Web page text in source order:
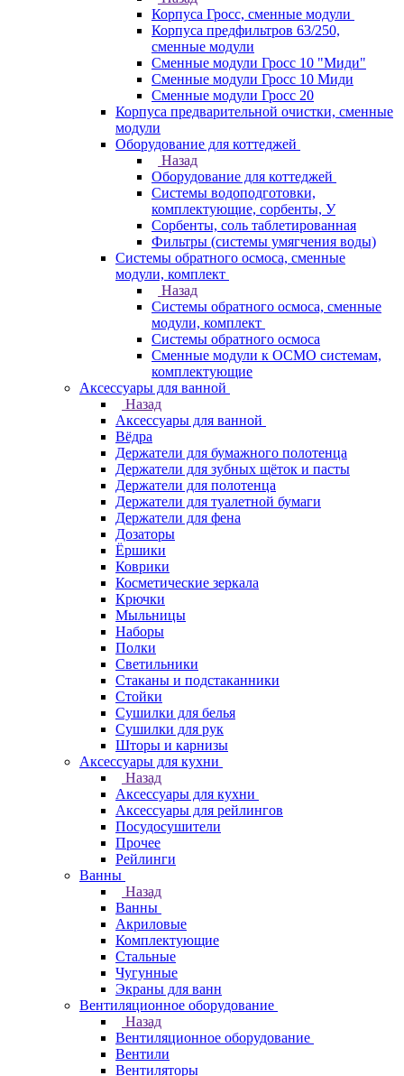
Корпуса Гросс, сменные модули
Корпуса предфильтров 63/250,
сменные модули
Сменные модули Гросс 10 "Миди"
Сменные модули Гросс 10 Миди
Сменные модули Гросс 20
Корпуса предварительной очистки, сменные
модули
Оборудование для коттеджей
Назад
Оборудование для коттеджей
Системы водоподготовки,
комплектующие, сорбенты, У
Сорбенты, соль таблетированная
Фильтры (системы умягчения воды)
Системы обратного осмоса, сменные
модули, комплект
Назад
Системы обратного осмоса, сменные
модули, комплект
Системы обратного осмоса
Сменные модули к ОСМО системам,
комплектующие
Аксессуары для ванной
Назад
Аксессуары для ванной
Вёдра
Держатели для бумажного полотенца
Держатели для зубных щёток и пасты
Держатели для полотенца
Держатели для туалетной бумаги
Держатели для фена
Дозаторы
Ёршики
Коврики
Косметические зеркала
Крючки
Мыльницы
Наборы
Полки
Светильники
Стаканы и подстаканники
Стойки
Сушилки для белья
Сушилки для рук
Шторы и карнизы
Аксессуары для кухни
Назад
Аксессуары для кухни
Аксессуары для рейлингов
Посудосушители
Прочее
Рейлинги
Ванны
Назад
Ванны
Акриловые
Комплектующие
Стальные
Чугунные
Экраны для ванн
Вентиляционное оборудование
Назад
Вентиляционное оборудование
Вентили
Вентиляторы